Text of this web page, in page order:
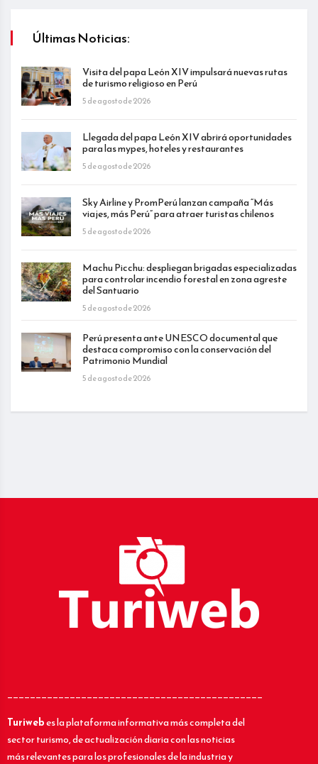
Últimas Noticias:
Visita del papa León XIV impulsará nuevas rutas
de turismo religioso en Perú
5 de agosto de 2026
Llegada del papa León XIV abrirá oportunidades
para las mypes, hoteles y restaurantes
5 de agosto de 2026
Sky Airline y PromPerú lanzan campaña “Más
viajes, más Perú” para atraer turistas chilenos
5 de agosto de 2026
Machu Picchu: despliegan brigadas especializadas
para controlar incendio forestal en zona agreste
del Santuario
5 de agosto de 2026
Perú presenta ante UNESCO documental que
destaca compromiso con la conservación del
Patrimonio Mundial
5 de agosto de 2026
_____________________________________________
Turiwebes la plataforma informativa más completa del
sector turismo, de actualización diaria con las noticias
más relevantes para los profesionales de la industria y